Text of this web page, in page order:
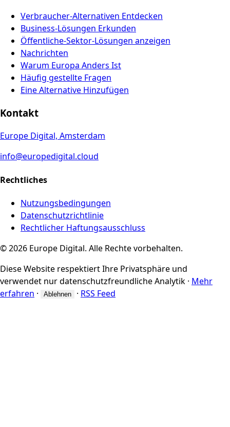
Verbraucher-Alternativen Entdecken
Business-Lösungen Erkunden
Öffentliche-Sektor-Lösungen anzeigen
Nachrichten
Warum Europa Anders Ist
Häufig gestellte Fragen
Eine Alternative Hinzufügen
Kontakt
Europe Digital, Amsterdam
info@europedigital.cloud
Rechtliches
Nutzungsbedingungen
Datenschutzrichtlinie
Rechtlicher Haftungsausschluss
© 2026 Europe Digital. Alle Rechte vorbehalten.
Diese Website respektiert Ihre Privatsphäre und
verwendet nur datenschutzfreundliche Analytik · Mehr
erfahren · Ablehnen · RSS Feed